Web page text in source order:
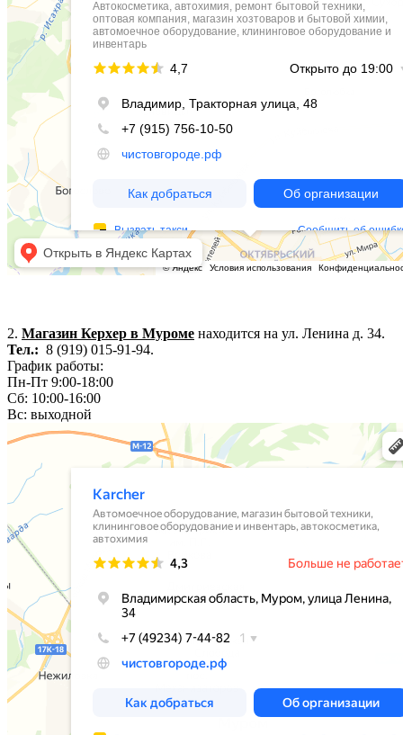
2. Магазин Керхер в Муроме находится на ул. Ленина д. 34.
Тел.: 8 (919) 015-91-94.
График работы:
Пн-Пт 9:00-18:00
Сб: 10:00-16:00
Вс: выходной